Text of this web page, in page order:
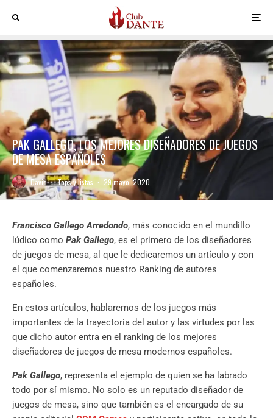
PAK GALLEGO, LOS MEJORES DISEÑADORES DE JUEGOS
DE MESA ESPAÑOLES
David · Tops y listas · 29 mayo, 2020
Francisco Gallego Arredondo, más conocido en el mundillo
lúdico como Pak Gallego, es el primero de los diseñadores
de juegos de mesa, al que le dedicaremos un artículo y con
el que comenzaremos nuestro Ranking de autores
españoles.
En estos artículos, hablaremos de los juegos más
importantes de la trayectoria del autor y las virtudes por las
que dicho autor entra en el ranking de los mejores
diseñadores de juegos de mesa modernos españoles.
Pak Gallego, representa el ejemplo de quien se ha labrado
todo por sí mismo. No solo es un reputado diseñador de
juegos de mesa, sino que también es el encargado de su